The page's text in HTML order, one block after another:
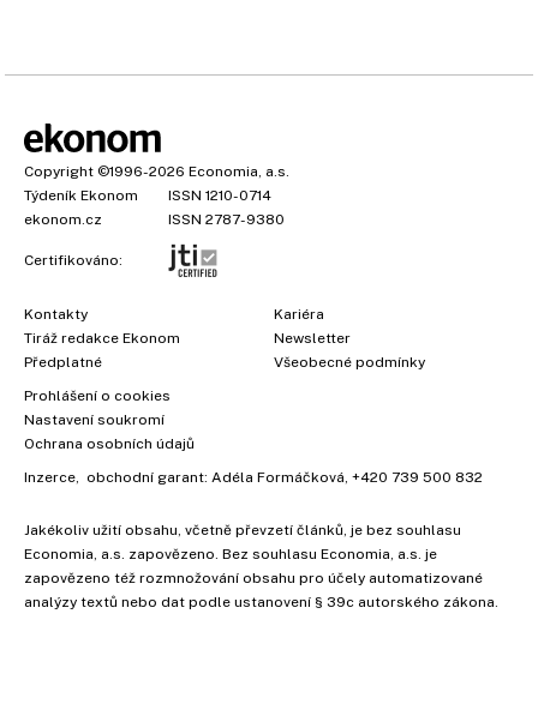
Copyright ©1996-2026 Economia, a.s.
Týdeník Ekonom
ISSN 1210-0714
ekonom.cz
ISSN 2787-9380
Certifikováno:
Kontakty
Tiráž redakce Ekonom
Předplatné
Kariéra
Newsletter
Všeobecné podmínky
Prohlášení o cookies
Nastavení soukromí
Ochrana osobních údajů
Inzerce, obchodní garant: Adéla Formáčková, +420 739 500 832
Jakékoliv užití obsahu, včetně převzetí článků, je bez souhlasu
Economia, a.s. zapovězeno. Bez souhlasu Economia, a.s. je
zapovězeno též rozmnožování obsahu pro účely automatizované
analýzy textů nebo dat podle ustanovení § 39c autorského zákona.